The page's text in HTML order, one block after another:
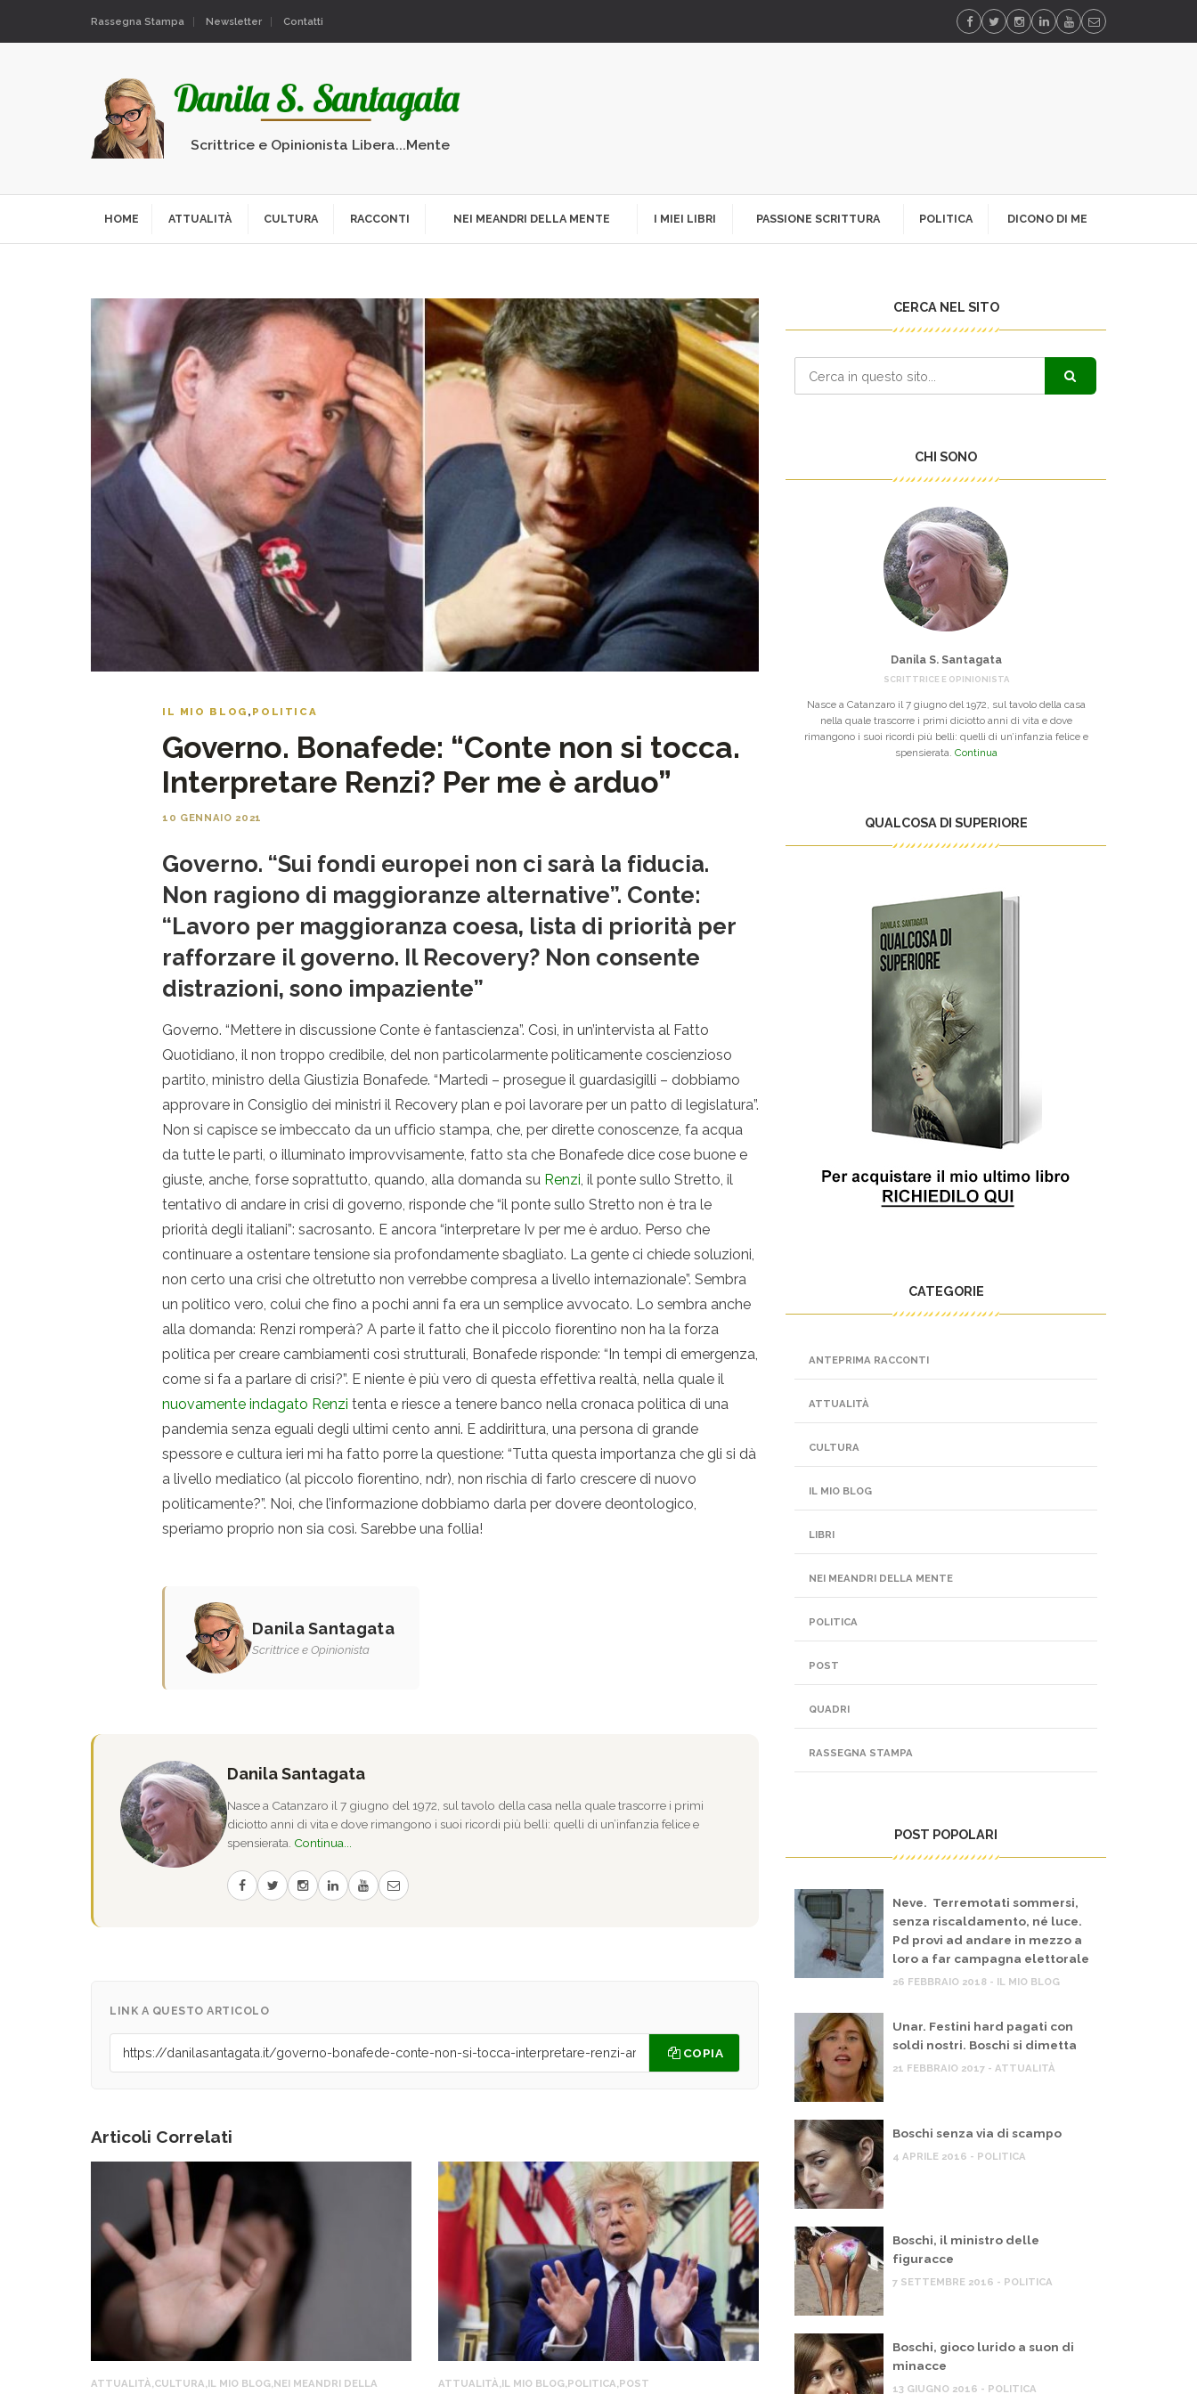
Rassegna Stampa Newsletter Contatti
Scrittrice e Opinionista Libera...Mente
HOME ATTUALITÀ CULTURA RACCONTI NEI MEANDRI DELLA MENTE I MIEI LIBRI PASSIONE SCRITTURA POLITICA DICONO DI ME
IL MIO BLOG , POLITICA
Governo. Bonafede: “Conte non si tocca.
Interpretare Renzi? Per me è arduo”
10 GENNAIO 2021
Governo. “Sui fondi europei non ci sarà la fiducia.
Non ragiono di maggioranze alternative”. Conte:
“Lavoro per maggioranza coesa, lista di priorità per
rafforzare il governo. Il Recovery? Non consente
distrazioni, sono impaziente”
Governo. “Mettere in discussione Conte è fantascienza”. Così, in un’intervista al Fatto
Quotidiano, il non troppo credibile, del non particolarmente politicamente coscienzioso
partito, ministro della Giustizia Bonafede. “Martedì – prosegue il guardasigilli – dobbiamo
approvare in Consiglio dei ministri il Recovery plan e poi lavorare per un patto di legislatura”.
Non si capisce se imbeccato da un ufficio stampa, che, per dirette conoscenze, fa acqua
da tutte le parti, o illuminato improvvisamente, fatto sta che Bonafede dice cose buone e
giuste, anche, forse soprattutto, quando, alla domanda su Renzi, il ponte sullo Stretto, il
tentativo di andare in crisi di governo, risponde che “il ponte sullo Stretto non è tra le
priorità degli italiani”: sacrosanto. E ancora “interpretare Iv per me è arduo. Perso che
continuare a ostentare tensione sia profondamente sbagliato. La gente ci chiede soluzioni,
non certo una crisi che oltretutto non verrebbe compresa a livello internazionale”. Sembra
un politico vero, colui che fino a pochi anni fa era un semplice avvocato. Lo sembra anche
alla domanda: Renzi romperà? A parte il fatto che il piccolo fiorentino non ha la forza
politica per creare cambiamenti così strutturali, Bonafede risponde: “In tempi di emergenza,
come si fa a parlare di crisi?”. E niente è più vero di questa effettiva realtà, nella quale il
nuovamente indagato Renzi tenta e riesce a tenere banco nella cronaca politica di una
pandemia senza eguali degli ultimi cento anni. E addirittura, una persona di grande
spessore e cultura ieri mi ha fatto porre la questione: “Tutta questa importanza che gli si dà
a livello mediatico (al piccolo fiorentino, ndr), non rischia di farlo crescere di nuovo
politicamente?”. Noi, che l’informazione dobbiamo darla per dovere deontologico,
speriamo proprio non sia così. Sarebbe una follia!
Danila Santagata
Scrittrice e Opinionista
Danila Santagata
Nasce a Catanzaro il 7 giugno del 1972, sul tavolo della casa nella quale trascorre i primi
diciotto anni di vita e dove rimangono i suoi ricordi più belli: quelli di un’infanzia felice e
spensierata. Continua...
LINK A QUESTO ARTICOLO
COPIA
Articoli Correlati
ATTUALITÀ CULTURA IL MIO BLOG NEI MEANDRI DELLA ATTUALITÀ IL MIO BLOG POLITICA POST IL MIO BLOG
CERCA NEL SITO
CHI SONO
Danila S. Santagata
SCRITTRICE E OPINIONISTA
Nasce a Catanzaro il 7 giugno del 1972, sul tavolo della casa
nella quale trascorre i primi diciotto anni di vita e dove
rimangono i suoi ricordi più belli: quelli di un’infanzia felice e
spensierata. Continua
QUALCOSA DI SUPERIORE
CATEGORIE
ANTEPRIMA RACCONTI
ATTUALITÀ
CULTURA
IL MIO BLOG
LIBRI
NEI MEANDRI DELLA MENTE
POLITICA
POST
QUADRI
RASSEGNA STAMPA
POST POPOLARI
Neve. Terremotati sommersi,
senza riscaldamento, né luce.
Pd provi ad andare in mezzo a
loro a far campagna elettorale
26 FEBBRAIO 2018 - IL MIO BLOG
Unar. Festini hard pagati con
soldi nostri. Boschi si dimetta
21 FEBBRAIO 2017 - ATTUALITÀ
Boschi senza via di scampo
4 APRILE 2016 - POLITICA
Boschi, il ministro delle
figuracce
7 SETTEMBRE 2016 - POLITICA
Boschi, gioco lurido a suon di
minacce
13 GIUGNO 2016 - POLITICA